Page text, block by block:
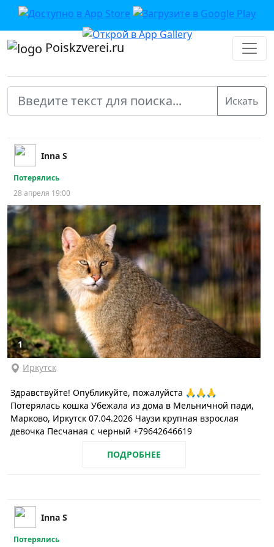
Poiskzverei.ru
Inna S
Потерялись
28 апреля 19:00
1
Иркутск
Здравствуйте! Опубликуйте, пожалуйста 🙏🙏🙏
Потерялась кошка Убежала из дома в Мельничной пади,
Марково, Иркутск 07.04.2026 Чаузи крупная взрослая
девочка Песчаная с черный +79642646619
ПОДРОБНЕЕ
Inna S
Потерялись